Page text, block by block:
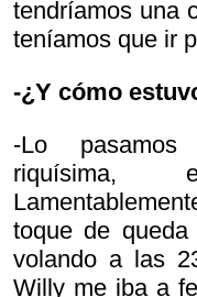
tendríamos una
teníamos que ir
-¿Y cómo
-Lo
riquísima,
toque de
volando a las
Willy me iba a